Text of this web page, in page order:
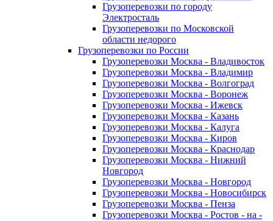
Грузоперевозки по городу
Электросталь
Грузоперевозки по Московской
области недорого
Грузоперевозки по России
Грузоперевозки Москва - Владивосток
Грузоперевозки Москва - Владимир
Грузоперевозки Москва - Волгоград
Грузоперевозки Москва - Воронеж
Грузоперевозки Москва - Ижевск
Грузоперевозки Москва - Казань
Грузоперевозки Москва - Калуга
Грузоперевозки Москва - Киров
Грузоперевозки Москва - Краснодар
Грузоперевозки Москва - Нижний
Новгород
Грузоперевозки Москва - Новгород
Грузоперевозки Москва - Новосибирск
Грузоперевозки Москва - Пенза
Грузоперевозки Москва - Ростов - на -